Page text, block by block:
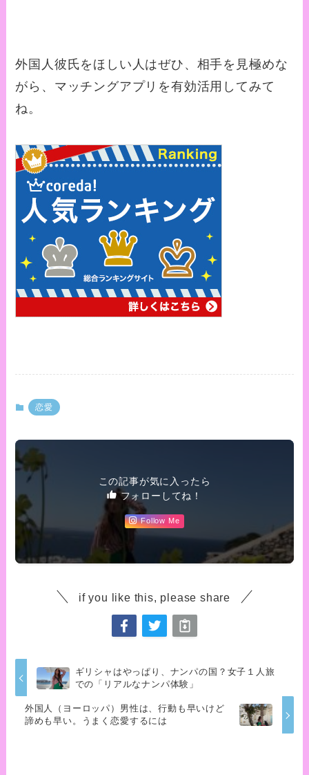
外国人彼氏をほしい人はぜひ、相手を見極めな
がら、マッチングアプリを有効活用してみて
ね。
恋愛
この記事が気に入ったら
フォローしてね！
Follow Me
if you like this, please share
ギリシャはやっぱり、ナンパの国？女子１人旅
での「リアルなナンパ体験」
外国人（ヨーロッパ）男性は、行動も早いけど
諦めも早い。うまく恋愛するには